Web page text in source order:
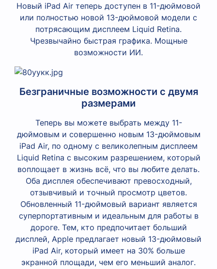
Новый iPad Air теперь доступен в 11-дюймовой
или полностью новой 13-дюймовой модели с
потрясающим дисплеем Liquid Retina.
Чрезвычайно быстрая графика. Мощные
возможности ИИ.
Безграничные возможности с двумя
размерами
Теперь вы можете выбрать между 11-
дюймовым и совершенно новым 13-дюймовым
iPad Air, по одному с великолепным дисплеем
Liquid Retina с высоким разрешением, который
воплощает в жизнь всё, что вы любите делать.
Оба дисплея обеспечивают превосходный,
отзывчивый и точный просмотр цветов.
Обновленный 11-дюймовый вариант является
суперпортативным и идеальным для работы в
дороге. Тем, кто предпочитает больший
дисплей, Apple предлагает новый 13-дюймовый
iPad Air, который имеет на 30% больше
экранной площади, чем его меньший аналог.